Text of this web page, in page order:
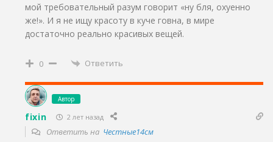
мой требовательный разум говорит «ну бля, охуенно
же!». И я не ищу красоту в куче говна, в мире
достаточно реально красивых вещей.
0 Ответить
Автор
fixin 2 лет назад
Ответить на Честные14см